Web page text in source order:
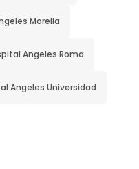
Morelia
Angeles Roma
Angeles Universidad